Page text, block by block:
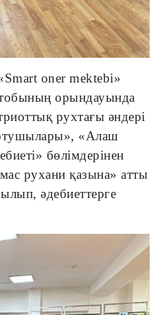
oner mektebi»
орындауында
рухтағы әндері
«Алаш
бөлімдерінен
рухани қазына» атты
әдебиеттерге